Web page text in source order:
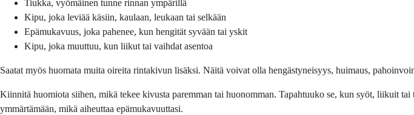
Tiukka, vyömäinen tunne rinnan ympärillä
Kipu, joka leviää käsiin, kaulaan, leukaan tai selkään
Epämukavuus, joka pahenee, kun hengität syvään tai yskit
Kipu, joka muuttuu, kun liikut tai vaihdat asentoa
Saatat myös huomata muita oireita rinta­kivun lisäksi. Näitä voivat olla hengästyneisyys, huimaus,
Kiinnitä huomiota siihen, mikä tekee kivusta paremman tai huonomman. Tapahtuuko se, kun syöt, liikuit
ymmärtämään, mikä aiheuttaa epämukavuuttasi.